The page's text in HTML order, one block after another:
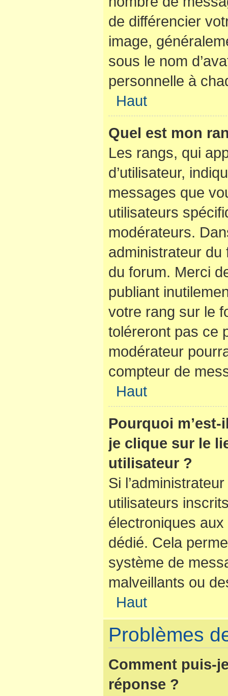
de différencier
image,
sous le nom
personnelle à
Haut
Quel est mon
Les rangs, qui
d’utilisateur,
messages que
utilisateurs
modérateurs.
administrateur du
du forum. Merci
publiant
votre rang sur le
toléreront pas ce
modérateur
compteur de
Haut
Pourquoi
je clique sur le
utilisateur ?
Si
utilisateurs
électroniques
dédié. Cela
système de
malveillants ou
Haut
Problèmes
Comment puis-
réponse ?